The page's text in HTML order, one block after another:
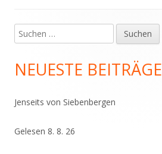
Haupt-
Seitenleiste
Suchen
nach:
NEUESTE BEITRÄGE
Jenseits von Siebenbergen
Gelesen 8. 8. 26